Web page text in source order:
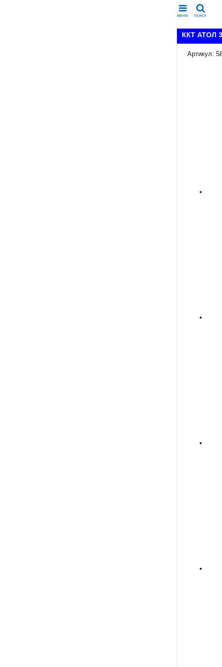
меню поиск
ККТ АТОЛ
Артикул: